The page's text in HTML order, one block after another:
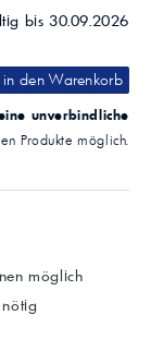
bis 30.09.2026
den Warenkorb
unverbindliche
Produkte möglich.
möglich